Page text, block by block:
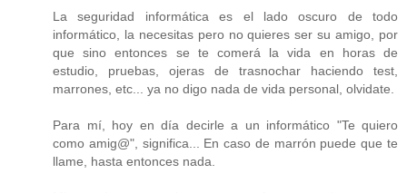
La seguridad informática es el lado oscuro de todo
informático, la necesitas pero no quieres ser su amigo, por
que sino entonces se te comerá la vida en horas de
estudio, pruebas, ojeras de trasnochar haciendo test,
marrones, etc... ya no digo nada de vida personal, olvidate.
Para mí, hoy en día decirle a un informático "Te quiero
como amig@", significa... En caso de marrón puede que te
llame, hasta entonces nada.